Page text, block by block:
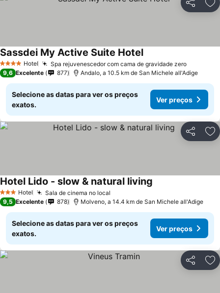
Partilhar
4 EstrelasHotel Spa rejuvenescedor com cama de gravidade zeroVer
Sassdei My Active Suite HotelVer preços
9,6 Excelente 877 Andalo, a 10.5 km de San Michele all'Adige
Selecione as datas para ver os preços
exatos.
Ver preços
Partilhar
3 EstrelasHotel Sala de cinema no local
Hotel Lido - slow & natural living
9,5 Excelente 878 Molveno, a 14.4 km de San Michele all'Adige
Selecione as datas para ver os preços
exatos.
Ver preços
Partilhar